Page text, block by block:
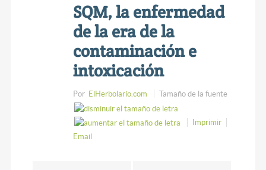
SQM, la enfermedad
de la era de la
contaminación e
intoxicación
Por ElHerbolario.com Tamaño de la fuente
Imprimir
Email